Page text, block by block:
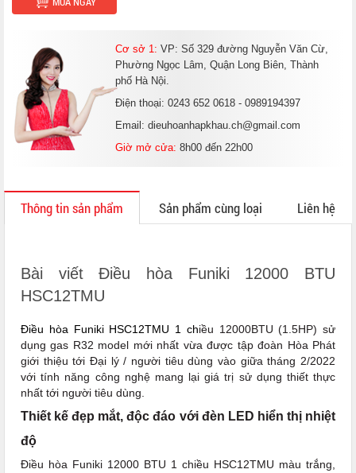
Cơ sở 1: VP: Số 329 đường Nguyễn Văn Cừ,
Phường Ngọc Lâm, Quận Long Biên, Thành
phố Hà Nội.
Điện thoại: 0243 652 0618 - 0989194397
Email: dieuhoanhapkhau.ch@gmail.com
Giờ mở cửa: 8h00 đến 22h00
Thông tin sản phẩm Sản phẩm cùng loại Liên hệ
Bài viết Điều hòa Funiki 12000 BTU
HSC12TMU
Điều hòa Funiki HSC12TMU 1 chiều 12000BTU (1.5HP) sử
dụng gas R32 model mới nhất vừa được tập đoàn Hòa Phát
giới thiệu tới Đại lý / người tiêu dùng vào giữa tháng 2/2022
với tính năng công nghệ mang lại giá trị sử dụng thiết thực
nhất tới người tiêu dùng.
Thiết kế đẹp mắt, độc đáo với đèn LED hiển thị nhiệt
độ
Điều hòa Funiki 12000 BTU 1 chiều HSC12TMU màu trắng,